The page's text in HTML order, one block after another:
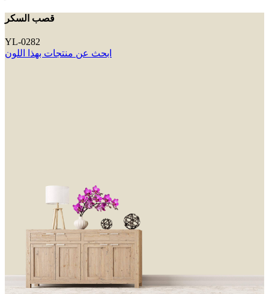
قصب السكر
YL-0282
ابحث عن منتجات بهذا اللون